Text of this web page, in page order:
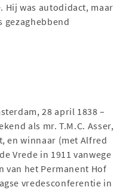
was autodidact, maar
gezaghebbend
28 april 1838 –
als mr. T.M.C. Asser,
en winnaar (met Alfred
Vrede in 1911 vanwege
het Permanent Hof
vredesconferentie in